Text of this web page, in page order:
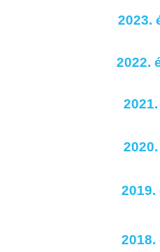
2023.
2022.